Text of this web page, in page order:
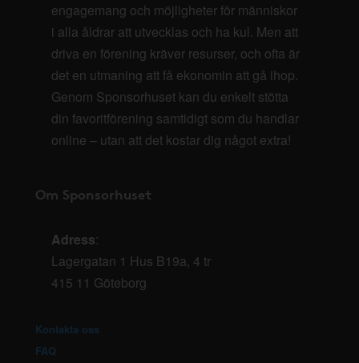
engagemang och möjligheter för människor
i alla åldrar att utvecklas och ha kul. Men att
driva en förening kräver resurser, och ofta är
det en utmaning att få ekonomin att gå ihop.
Genom Sponsorhuset kan du enkelt stötta
din favoritförening samtidigt som du handlar
online – utan att det kostar dig något extra!
Om Sponsorhuset
Adress:
Lagergatan 1 Hus B19a, 4 tr
415 11 Göteborg
Kontakta oss
FAQ